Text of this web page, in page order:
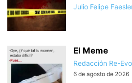
Julio Felipe
El Meme
Redacción Re-
6 de agosto de 2026